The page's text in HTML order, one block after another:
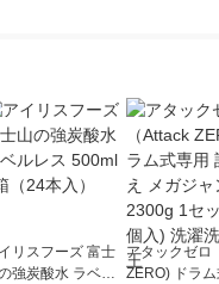
リスフーズ 富士
強炭酸水 ラベル
アタックゼロ
ZERO) ドラ